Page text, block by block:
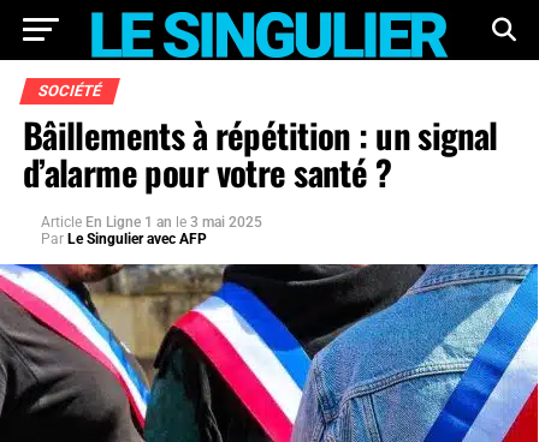
SOCIÉTÉ
Bâillements à répétition : un signal
d’alarme pour votre santé ?
Article En Ligne 1 an le 3 mai 2025
Par Le Singulier avec AFP